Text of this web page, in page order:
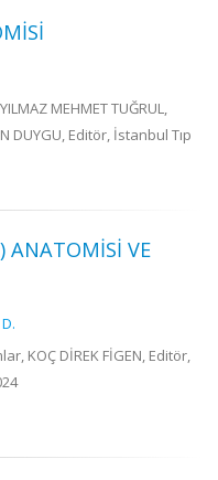
MEHMET TUĞRUL,
DUYGU, Editör, İstanbul Tıp
ANATOMİSİ VE
KOÇ DİREK FİGEN, Editör,